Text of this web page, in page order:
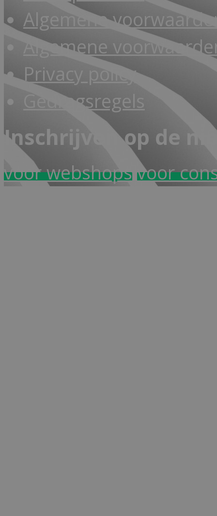
Algemene
Algemene
Privacy policy
Gedragsregels
Inschrijven op de
voor webshopsvoor